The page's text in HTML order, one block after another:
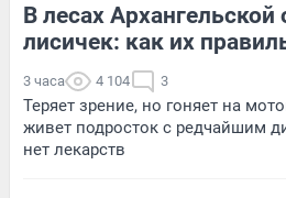
В лесах Архангельской
лисичек: как их
3 часа 4 104 3
Теряет зрение, но гоняет на
живет подросток с редчайшим
нет лекарств